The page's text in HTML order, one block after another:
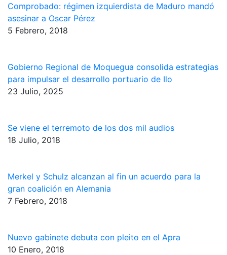
Comprobado: régimen izquierdista de Maduro mandó
asesinar a Oscar Pérez
5 Febrero, 2018
Gobierno Regional de Moquegua consolida estrategias
para impulsar el desarrollo portuario de Ilo
23 Julio, 2025
Se viene el terremoto de los dos mil audios
18 Julio, 2018
Merkel y Schulz alcanzan al fin un acuerdo para la
gran coalición en Alemania
7 Febrero, 2018
Nuevo gabinete debuta con pleito en el Apra
10 Enero, 2018